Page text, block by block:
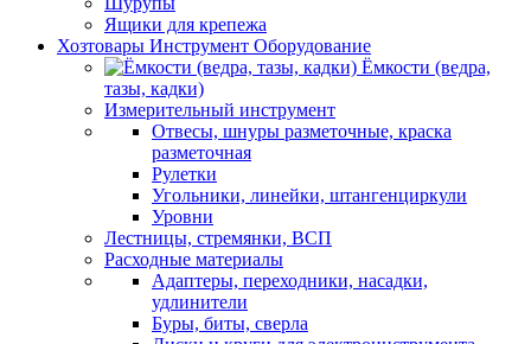
Ящики для крепежа
Хозтовары Инструмент Оборудование
Ёмкости (ведра,
тазы, кадки)
Измерительный инструмент
Отвесы, шнуры разметочные, краска
разметочная
Рулетки
Угольники, линейки, штангенциркули
Уровни
Лестницы, стремянки, ВСП
Расходные материалы
Адаптеры, переходники, насадки,
удлинители
Буры, биты, сверла